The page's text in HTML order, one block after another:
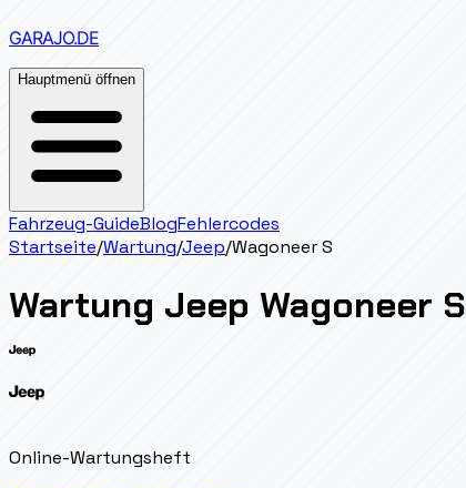
GARAJO.DE
Hauptmenü öffnen
Fahrzeug-GuideBlogFehlercodes
Startseite/Wartung/Jeep/Wagoneer S
Wartung Jeep Wagoneer S
Online-Wartungsheft